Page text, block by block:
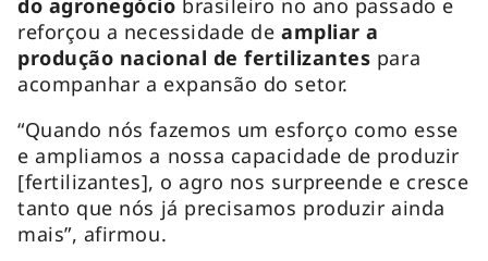
reforçou a necessidade deampliar a
produção nacional de fertilizantes para
acompanhar a expansão do setor.
“Quando nós fazemos um esforço como esse
e ampliamos a nossa capacidade de produzir
[fertilizantes], o agro nos surpreende e cresce
tanto que nós já precisamos produzir ainda
mais”, afirmou.